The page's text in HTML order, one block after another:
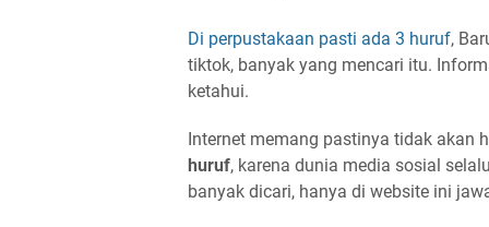
Di perpustakaan pasti ada 3 huruf,
tiktok, banyak yang mencari itu.
ketahui.
Internet memang pastinya tidak akan
huruf, karena dunia media sosial
banyak dicari, hanya di website ini